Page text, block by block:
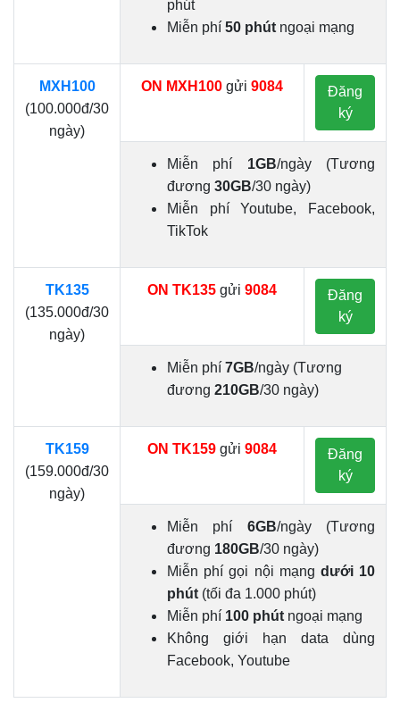
phút
Miễn phí 50 phút ngoại mạng
MXH100
(100.000đ/30
ngày)
ON MXH100 gửi 9084
Đăng
ký
Miễn phí 1GB/ngày (Tương
đương 30GB/30 ngày)
Miễn phí Youtube, Facebook,
TikTok
TK135
(135.000đ/30
ngày)
ON TK135 gửi 9084
Đăng
ký
Miễn phí 7GB/ngày (Tương
đương 210GB/30 ngày)
TK159
(159.000đ/30
ngày)
ON TK159 gửi 9084
Đăng
ký
Miễn phí 6GB/ngày (Tương
đương 180GB/30 ngày)
Miễn phí gọi nội mạng dưới 10
phút (tối đa 1.000 phút)
Miễn phí 100 phút ngoại mạng
Không giới hạn data dùng
Facebook, Youtube